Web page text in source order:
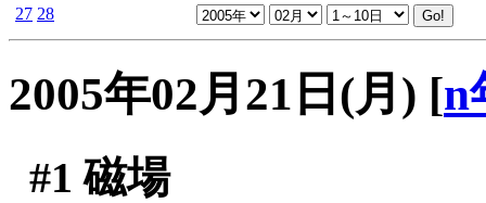
27 28
2005年02月21日(月) [n
#1 磁場